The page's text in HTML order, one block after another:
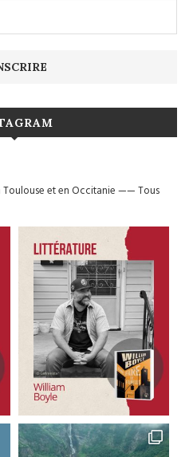
et en Occitanie——Tous